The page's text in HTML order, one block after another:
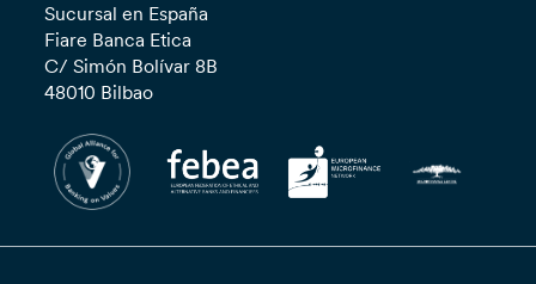
Sucursal en España
Fiare Banca Etica
C/ Simón Bolívar 8B
48010 Bilbao